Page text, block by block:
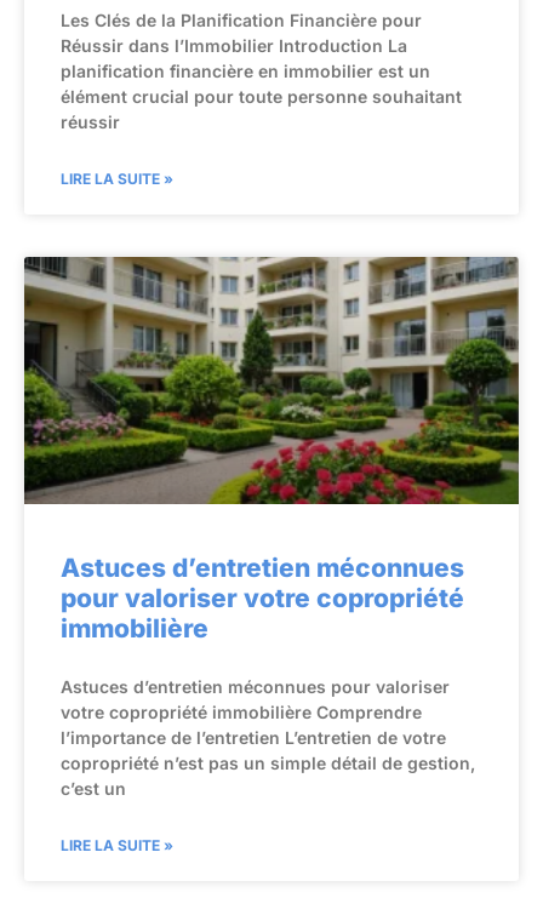
Les Clés de la Planification Financière pour
Réussir dans l’Immobilier Introduction La
planification financière en immobilier est un
élément crucial pour toute personne souhaitant
réussir
LIRE LA SUITE »
Astuces d’entretien méconnues
pour valoriser votre copropriété
immobilière
Astuces d’entretien méconnues pour valoriser
votre copropriété immobilière Comprendre
l’importance de l’entretien L’entretien de votre
copropriété n’est pas un simple détail de gestion,
c’est un
LIRE LA SUITE »